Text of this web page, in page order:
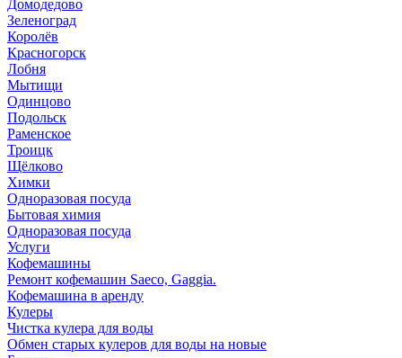
Домодедово
Зеленоград
Королёв
Красногорск
Лобня
Мытищи
Одинцово
Подольск
Раменское
Троицк
Щёлково
Химки
Одноразовая посуда
Бытовая химия
Одноразовая посуда
Услуги
Кофемашины
Ремонт кофемашин Saeco, Gaggia.
Кофемашина в аренду
Кулеры
Чистка кулера для воды
Обмен старых кулеров для воды на новые